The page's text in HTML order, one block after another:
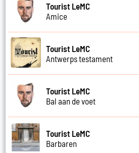
Tourist LeMC
Amice
Tourist LeMC
Antwerps testament
Tourist LeMC
Bal aan de voet
Tourist LeMC
Barbaren